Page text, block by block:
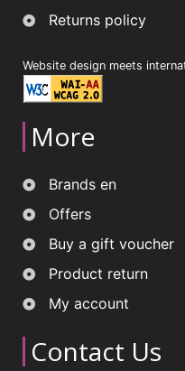
Returns policy
Website design meets
More
Brands en
Offers
Buy a gift voucher
Product return
My account
Contact Us